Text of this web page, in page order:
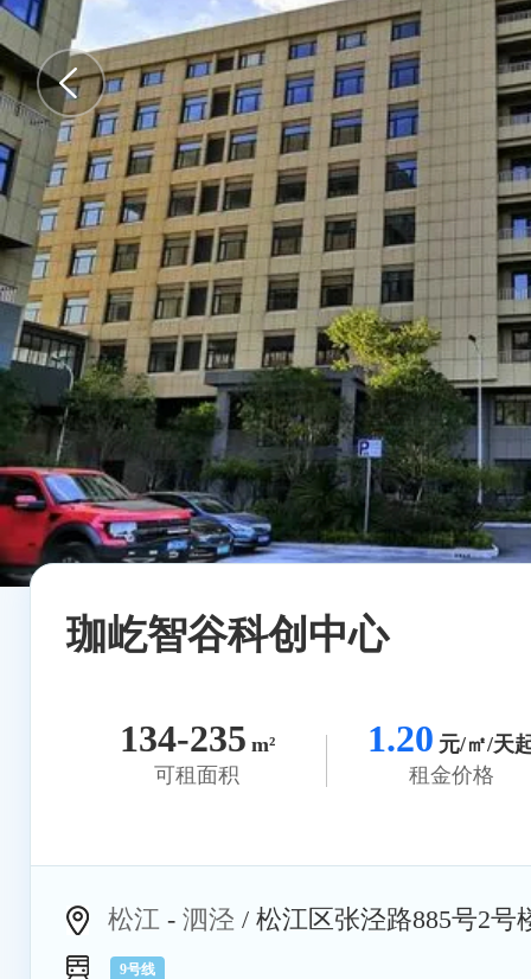
珈屹智谷科创中心
134-235 m²
可租面积
1.20 元/㎡/天
租金价格
松江 - 泗泾 / 松江区张泾路885号2号
9号线